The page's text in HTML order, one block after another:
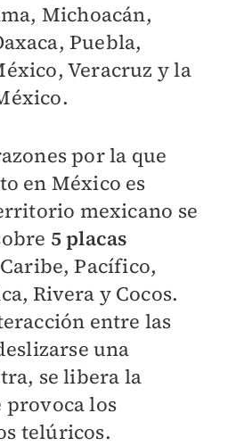
Michoacán,
Puebla,
Veracruz y la
por la que
en México es
mexicano se
5 placas
Pacífico,
Rivera y Cocos.
entre las
una
se libera la
provoca los
telúricos.